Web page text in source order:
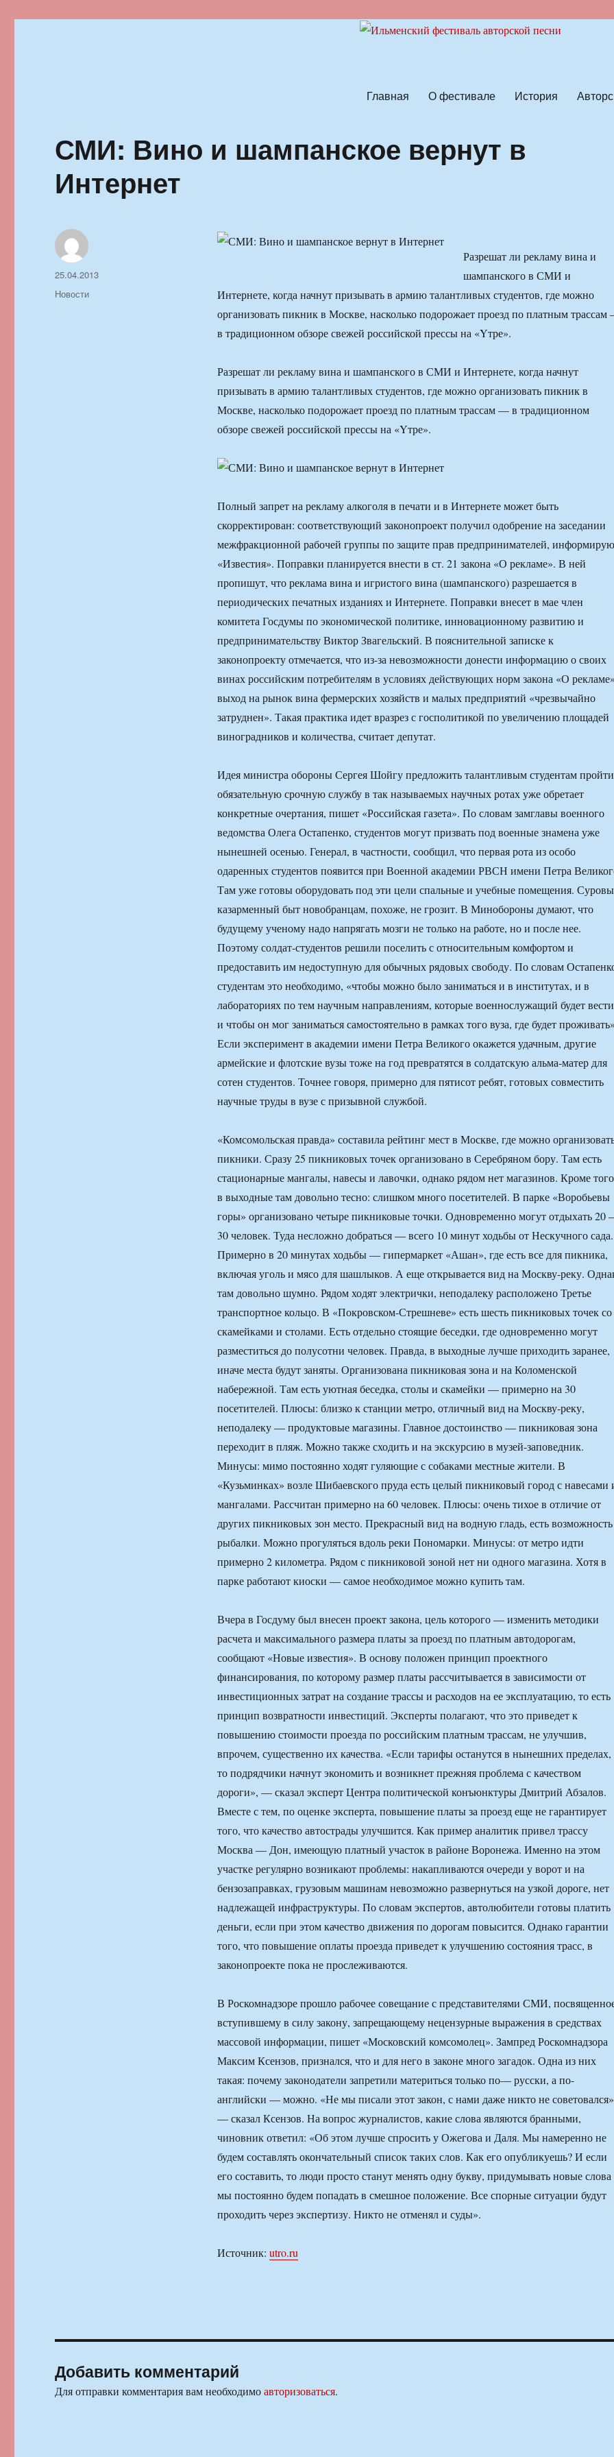
Главная О фестивале История
СМИ: Вино и шампанское вернут в
Интернет
Разрешат ли рекламу вина и
шампанского в СМИ и
Интернете, когда начнут призывать в армию талантливых студентов, где можно
организовать пикник в Москве, насколько подорожает проезд по платным
в традиционном обзоре свежей российской прессы на «Yтре».
Разрешат ли рекламу вина и шампанского в СМИ и Интернете, когда начнут
призывать в армию талантливых студентов, где можно организовать пикник в
Москве, насколько подорожает проезд по платным трассам — в традиционном
обзоре свежей российской прессы на «Yтре».
Полный запрет на рекламу алкоголя в печати и в Интернете может быть
скорректирован: соответствующий законопроект получил одобрение на заседании
межфракционной рабочей группы по защите прав предпринимателей,
«Известия». Поправки планируется внести в ст. 21 закона «О рекламе». В ней
пропишут, что реклама вина и игристого вина (шампанского) разрешается в
периодических печатных изданиях и Интернете. Поправки внесет в мае член
комитета Госдумы по экономической политике, инновационному развитию и
предпринимательству Виктор Звагельский. В пояснительной записке к
законопроекту отмечается, что из-за невозможности донести информацию о своих
винах российским потребителям в условиях действующих норм закона «О
выход на рынок вина фермерских хозяйств и малых предприятий «чрезвычайно
затруднен». Такая практика идет вразрез с госполитикой по увеличению площадей
виноградников и количества, считает депутат.
Идея министра обороны Сергея Шойгу предложить талантливым студентам пройти
обязательную срочную службу в так называемых научных ротах уже обретает
конкретные очертания, пишет «Российская газета». По словам замглавы военного
ведомства Олега Остапенко, студентов могут призвать под военные знамена уже
нынешней осенью. Генерал, в частности, сообщил, что первая рота из особо
одаренных студентов появится при Военной академии РВСН имени Петра
Там уже готовы оборудовать под эти цели спальные и учебные помещения.
казарменный быт новобранцам, похоже, не грозит. В Минобороны думают, что
будущему ученому надо напрягать мозги не только на работе, но и после нее.
Поэтому солдат-студентов решили поселить с относительным комфортом и
предоставить им недоступную для обычных рядовых свободу. По словам
студентам это необходимо, «чтобы можно было заниматься и в институтах, и в
лабораториях по тем научным направлениям, которые военнослужащий будет
и чтобы он мог заниматься самостоятельно в рамках того вуза, где будет
Если эксперимент в академии имени Петра Великого окажется удачным, другие
армейские и флотские вузы тоже на год превратятся в солдатскую альма-матер для
сотен студентов. Точнее говоря, примерно для пятисот ребят, готовых совместить
научные труды в вузе с призывной службой.
«Комсомольская правда» составила рейтинг мест в Москве, где можно
пикники. Сразу 25 пикниковых точек организовано в Серебряном бору. Там есть
стационарные мангалы, навесы и лавочки, однако рядом нет магазинов. Кроме
в выходные там довольно тесно: слишком много посетителей. В парке «Воробьевы
горы» организовано четыре пикниковые точки. Одновременно могут отдыхать 20
30 человек. Туда несложно добраться — всего 10 минут ходьбы от Нескучного сада.
Примерно в 20 минутах ходьбы — гипермаркет «Ашан», где есть все для пикника,
включая уголь и мясо для шашлыков. А еще открывается вид на Москву-реку.
там довольно шумно. Рядом ходят электрички, неподалеку расположено Третье
транспортное кольцо. В «Покровском-Стрешневе» есть шесть пикниковых точек со
скамейками и столами. Есть отдельно стоящие беседки, где одновременно могут
разместиться до полусотни человек. Правда, в выходные лучше приходить заранее,
иначе места будут заняты. Организована пикниковая зона и на Коломенской
набережной. Там есть уютная беседка, столы и скамейки — примерно на 30
посетителей. Плюсы: близко к станции метро, отличный вид на Москву-реку,
неподалеку — продуктовые магазины. Главное достоинство — пикниковая зона
переходит в пляж. Можно также сходить и на экскурсию в музей-заповедник.
Минусы: мимо постоянно ходят гуляющие с собаками местные жители. В
«Кузьминках» возле Шибаевского пруда есть целый пикниковый город с навесами
мангалами. Рассчитан примерно на 60 человек. Плюсы: очень тихое в отличие от
других пикниковых зон место. Прекрасный вид на водную гладь, есть возможность
рыбалки. Можно прогуляться вдоль реки Пономарки. Минусы: от метро идти
примерно 2 километра. Рядом с пикниковой зоной нет ни одного магазина. Хотя в
парке работают киоски — самое необходимое можно купить там.
Вчера в Госдуму был внесен проект закона, цель которого — изменить методики
расчета и максимального размера платы за проезд по платным автодорогам,
сообщают «Новые известия». В основу положен принцип проектного
финансирования, по которому размер платы рассчитывается в зависимости от
инвестиционных затрат на создание трассы и расходов на ее эксплуатацию, то есть
принцип возвратности инвестиций. Эксперты полагают, что это приведет к
повышению стоимости проезда по российским платным трассам, не улучшив,
впрочем, существенно их качества. «Если тарифы останутся в нынешних пределах,
то подрядчики начнут экономить и возникнет прежняя проблема с качеством
дороги», — сказал эксперт Центра политической конъюнктуры Дмитрий Абзалов.
Вместе с тем, по оценке эксперта, повышение платы за проезд еще не гарантирует
того, что качество автострады улучшится. Как пример аналитик привел трассу
Москва — Дон, имеющую платный участок в районе Воронежа. Именно на этом
участке регулярно возникают проблемы: накапливаются очереди у ворот и на
бензозаправках, грузовым машинам невозможно развернуться на узкой дороге, нет
надлежащей инфраструктуры. По словам экспертов, автолюбители готовы платить
деньги, если при этом качество движения по дорогам повысится. Однако гарантии
того, что повышение оплаты проезда приведет к улучшению состояния трасс, в
законопроекте пока не прослеживаются.
В Роскомнадзоре прошло рабочее совещание с представителями СМИ,
вступившему в силу закону, запрещающему нецензурные выражения в средствах
массовой информации, пишет «Московский комсомолец». Зампред Роскомнадзора
Максим Ксензов, признался, что и для него в законе много загадок. Одна из них
такая: почему законодатели запретили материться только по— русски, а по-
английски — можно. «Не мы писали этот закон, с нами даже никто не
— сказал Ксензов. На вопрос журналистов, какие слова являются бранными,
чиновник ответил: «Об этом лучше спросить у Ожегова и Даля. Мы намеренно не
будем составлять окончательный список таких слов. Как его опубликуешь? И если
его составить, то люди просто станут менять одну букву, придумывать новые
мы постоянно будем попадать в смешное положение. Все спорные ситуации будут
проходить через экспертизу. Никто не отменял и суды».
Источник: utro.ru
Автор
Опубликовано
25.04.2013
Рубрики
Новости
Добавить комментарий
Для отправки комментария вам необходимоавторизоваться.